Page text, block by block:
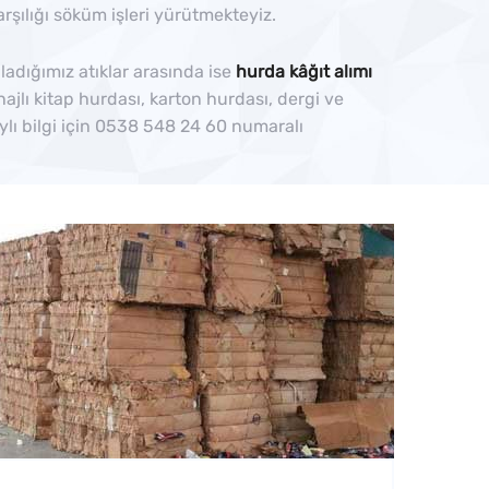
söküm işleri yürütmekteyiz.
atıklar arasında ise hurda kâğıt alımı
kitap hurdası, karton hurdası, dergi ve
bilgi için 0538 548 24 60 numaralı